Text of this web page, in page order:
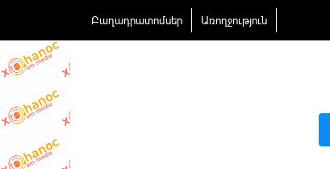
Բաղադրատոմսեր Առողջություն